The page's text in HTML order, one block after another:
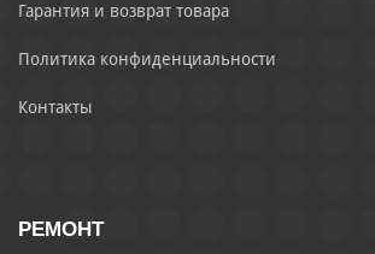
Гарантия и возврат товара
Политика конфиденциальности
Контакты
РЕМОНТ